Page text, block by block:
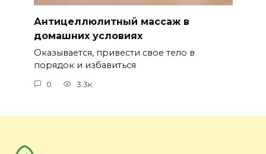
Антицеллюлитный массаж в
домашних условиях
Оказывается, привести свое тело в
порядок и избавиться
0 3.3к.